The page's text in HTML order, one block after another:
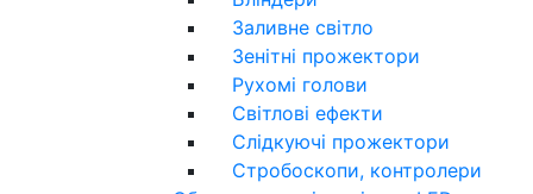
Заливне світло
Зенітні прожектори
Рухомі голови
Світлові ефекти
Слідкуючі прожектори
Стробоскопи, контролери